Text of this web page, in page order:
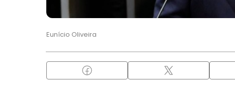
Eunício Oliveira